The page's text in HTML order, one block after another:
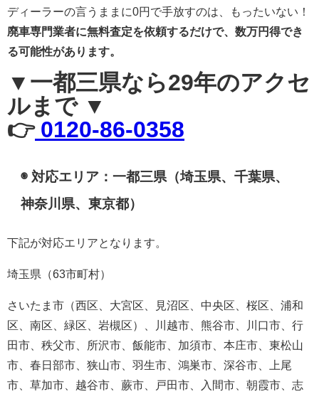
ディーラーの言うままに0円で手放すのは、もったいない！
廃車専門業者に無料査定を依頼するだけで、数万円得でき
る可能性があります。
▼一都三県なら29年のアクセ
ルまで ▼
👉0120-86-0358
◉ 対応エリア：一都三県（埼玉県、千葉県、
神奈川県、東京都）
下記が対応エリアとなります。
埼玉県（63市町村）
さいたま市（西区、大宮区、見沼区、中央区、桜区、浦和
区、南区、緑区、岩槻区）、川越市、熊谷市、川口市、行
田市、秩父市、所沢市、飯能市、加須市、本庄市、東松山
市、春日部市、狭山市、羽生市、鴻巣市、深谷市、上尾
市、草加市、越谷市、蕨市、戸田市、入間市、朝霞市、志